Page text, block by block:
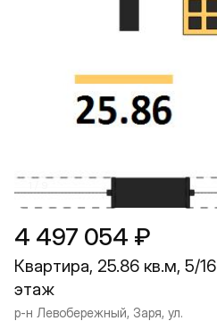
4 497 054 ₽
Квартира, 25.86 кв.м, 5/16
этаж
р-н Левобережный, Заря, ул.
Прокрутить влево